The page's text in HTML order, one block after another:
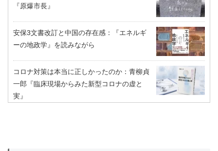
『原爆市長』
安保3文書改訂と中国の存在感：『エネルギ
ーの地政学』を読みながら
コロナ対策は本当に正しかったのか：青柳貞
一郎『臨床現場からみた新型コロナの虚と
実』